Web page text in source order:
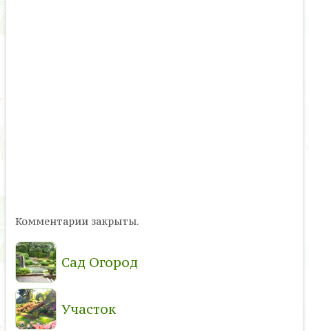
Комментарии закрыты.
Сад Огород
Участок